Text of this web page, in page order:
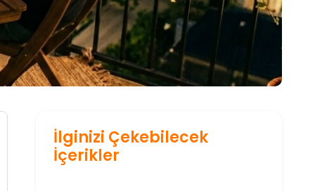
İlginizi Çekebilecek
İçerikler